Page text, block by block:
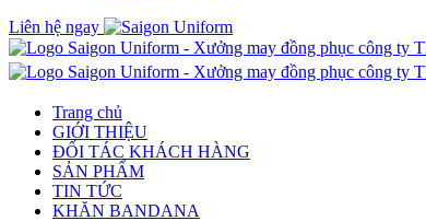
Liên hệ ngay
Trang chủ
GIỚI THIỆU
ĐỐI TÁC KHÁCH HÀNG
SẢN PHẨM
TIN TỨC
KHĂN BANDANA